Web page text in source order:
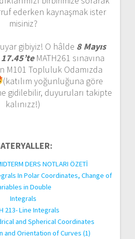
ederken kaynaşmak ister
misiniz?
gibiyiz! O hâlde 8 Mayıs
MATH261 sınavına
M101 Topluluk Odamızda
(katılım yoğunluğuna göre
gidilebilir, duyuruları takipte
kalınızz!)
DERS NOTLARI ÖZETİ
In Polar Coordinates, Change of
in Double
Integrals
213- Line Integrals
and Spherical Coordinates
and Orientation of Curves (1)